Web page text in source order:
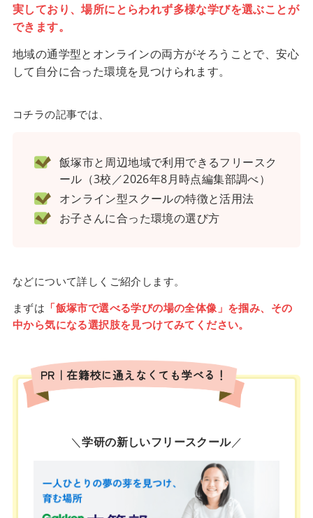
実しており、場所にとらわれず多様な学びを選ぶことが
できます。
地域の通学型とオンラインの両方がそろうことで、安心
して自分に合った環境を見つけられます。
コチラの記事では、
飯塚市と周辺地域で利用できるフリースク
ール（3校／2026年8月時点編集部調べ）
オンライン型スクールの特徴と活用法
お子さんに合った環境の選び方
などについて詳しくご紹介します。
まずは 「飯塚市で選べる学びの場の全体像」を掴み、その
中から気になる選択肢を見つけてみてください。
PR｜在籍校に通えなくても学べる！
＼学研の新しいフリースクール／